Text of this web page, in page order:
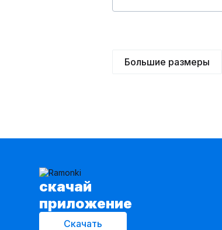
Большие размеры
cкачай
приложение
Скачать